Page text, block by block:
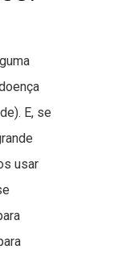
E, se
usar